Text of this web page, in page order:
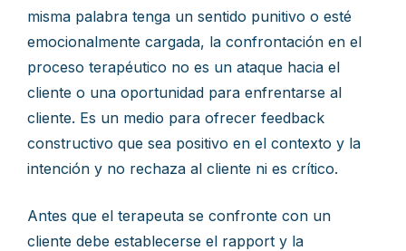
misma palabra tenga un sentido punitivo o esté
emocionalmente cargada, la confrontación en el
proceso terapéutico no es un ataque hacia el
cliente o una oportunidad para enfrentarse al
cliente. Es un medio para ofrecer feedback
constructivo que sea positivo en el contexto y la
intención y no rechaza al cliente ni es crítico.
Antes que el terapeuta se confronte con un
cliente debe establecerse el rapport y la